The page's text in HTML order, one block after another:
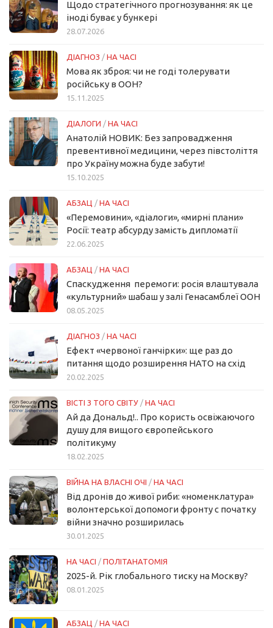
Щодо стратегічного прогнозування: як це
іноді буває у бункері
28.07.2026
ДІАГНОЗ / НА ЧАСІ
Мова як зброя: чи не годі толерувати
російську в ООН?
15.11.2025
ДІАЛОГИ / НА ЧАСІ
Анатолій НОВИК: Без запровадження
превентивної медицини, через півстоліття
про Україну можна буде забути!
15.10.2025
АБЗАЦ / НА ЧАСІ
«Перемовини», «діалоги», «мирні плани»
Росії: театр абсурду замість дипломатії
22.06.2025
АБЗАЦ / НА ЧАСІ
Спаскудження перемоги: росія влаштувала
«культурний» шабаш у залі Генасамблеї ООН
08.05.2025
ДІАГНОЗ / НА ЧАСІ
Ефект «червоної ганчірки»: ще раз до
питання щодо розширення НАТО на схід
20.02.2025
ВІСТІ З ТОГО СВІТУ / НА ЧАСІ
Ай да Дональд!.. Про користь освіжаючого
душу для вищого європейського
політикуму
18.02.2025
ВІЙНА НА ВЛАСНІ ОЧІ / НА ЧАСІ
Від дронів до живої риби: «номенклатура»
волонтерської допомоги фронту с початку
війни значно розширилась
30.01.2025
НА ЧАСІ / ПОЛІТАНАТОМІЯ
2025-й. Рік глобального тиску на Москву?
08.01.2025
АБЗАЦ / НА ЧАСІ